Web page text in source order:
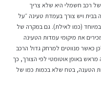
רכב חשמלי היא שלא צריך
בבית ויש צורך בעמדת טעינה ״על
(כמו לאילת). גם במקרה של
את מיקומי עמדות הטעינה
כאשר מנווטים למרחק גדול הרכב
מראש באופן אוטומטי לפי הצורך, כך
הטענה, בטח שלא בכמות כמו של